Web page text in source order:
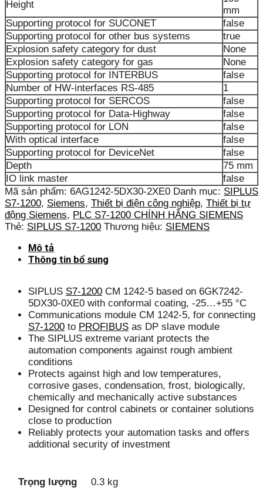
Height
mm
Supporting protocol for SUCONET
false
Supporting protocol for other bus systems
true
Explosion safety category for dust
None
Explosion safety category for gas
None
Supporting protocol for INTERBUS
false
Number of HW-interfaces RS-485
1
Supporting protocol for SERCOS
false
Supporting protocol for Data-Highway
false
Supporting protocol for LON
false
With optical interface
false
Supporting protocol for DeviceNet
false
Depth
75 mm
IO link master
false
Mã sản phẩm: 6AG1242-5DX30-2XE0 Danh mục: SIPLUS
S7-1200, Siemens, Thiết bị điện công nghiệp, Thiết bị tự
động Siemens, PLC S7-1200 CHÍNH HÃNG SIEMENS
Thẻ: SIPLUS S7-1200 Thương hiệu: SIEMENS
Mô tả
Thông tin bổ sung
SIPLUS S7-1200 CM 1242-5 based on 6GK7242-
5DX30-0XE0 with conformal coating, -25…+55 °C
Communications module CM 1242-5, for connecting
S7-1200 to PROFIBUS as DP slave module
The SIPLUS extreme variant protects the
automation components against rough ambient
conditions
Protects against high and low temperatures,
corrosive gases, condensation, frost, biologically,
chemically and mechanically active substances
Designed for control cabinets or container solutions
close to production
Reliably protects your automation tasks and offers
additional security of investment
Trọng lượng 0.3 kg